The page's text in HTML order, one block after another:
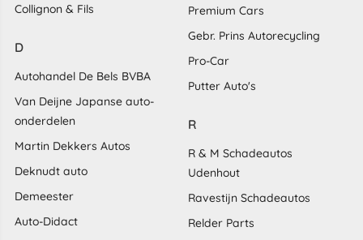
Collignon & Fils
D
Autohandel De Bels BVBA
Van Deijne Japanse auto-
onderdelen
Martin Dekkers Autos
Deknudt auto
Demeester
Auto-Didact
Premium Cars
Gebr. Prins Autorecycling
Pro-Car
Putter Auto's
R
R & M Schadeautos
Udenhout
Ravestijn Schadeautos
Relder Parts